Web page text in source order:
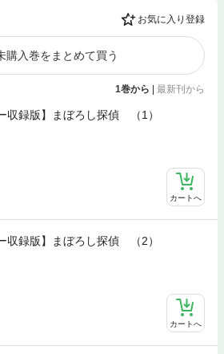
お気に入り登録
購入巻をまとめて買う
1巻から | 最新刊から
収録版】まぼろし探偵 （1）
カートへ
収録版】まぼろし探偵 （2）
カートへ